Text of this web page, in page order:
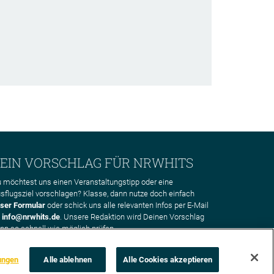
VORSCHLAG FÜR NRWHITS
möchtest uns einen Veranstaltungstipp oder eine
vorschlagen? Klasse, dann nutze doch einfach
Formular oder schick uns alle relevanten Infos per E-Mail
info@nrwhits.de. Unsere Redaktion wird Deinen Vorschlag
so schnell wie möglich prüfen.
Alle ablehnen Alle Cookies akzeptieren